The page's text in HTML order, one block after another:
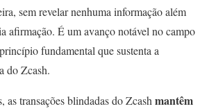
sem revelar nenhuma informação além
afirmação. É um avanço notável no campo
fundamental que sustenta a
do Zcash.
transações blindadas do Zcash mantêm